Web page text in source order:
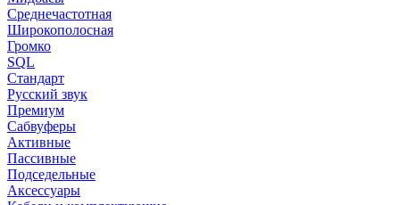
Среднечастотная
Широкополосная
Громко
SQL
Стандарт
Русский звук
Премиум
Сабвуферы
Активные
Пассивные
Подседельные
Аксессуары